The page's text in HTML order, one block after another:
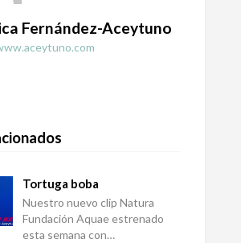
Fernández-Aceytuno
Tortuga boba
Nuestro nuevo clip Natura
Fundación Aquae estrenado
esta semana con…